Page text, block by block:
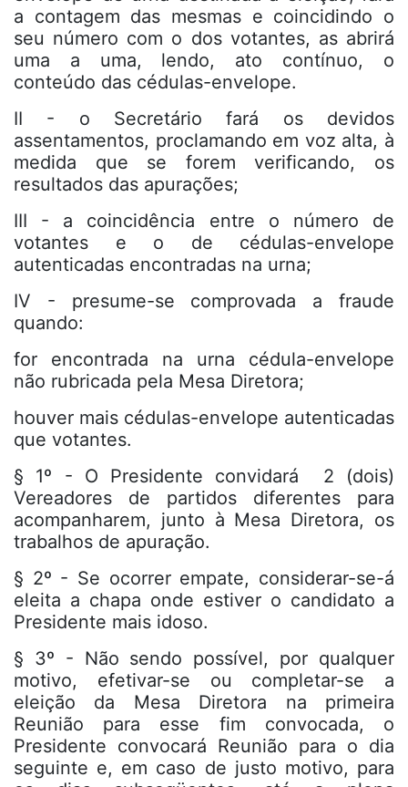
a contagem das mesmas e coincidindo o
seu número com o dos votantes, as abrirá
uma a uma, lendo, ato contínuo, o
conteúdo das cédulas-envelope.
II - o Secretário fará os devidos
assentamentos, proclamando em voz alta, à
medida que se forem verificando, os
resultados das apurações;
III - a coincidência entre o número de
votantes e o de cédulas-envelope
autenticadas encontradas na urna;
IV - presume-se comprovada a fraude
quando:
for encontrada na urna cédula-envelope
não rubricada pela Mesa Diretora;
houver mais cédulas-envelope autenticadas
que votantes.
§ 1º - O Presidente convidará 2 (dois)
Vereadores de partidos diferentes para
acompanharem, junto à Mesa Diretora, os
trabalhos de apuração.
§ 2º - Se ocorrer empate, considerar-se-á
eleita a chapa onde estiver o candidato a
Presidente mais idoso.
§ 3º - Não sendo possível, por qualquer
motivo, efetivar-se ou completar-se a
eleição da Mesa Diretora na primeira
Reunião para esse fim convocada, o
Presidente convocará Reunião para o dia
seguinte e, em caso de justo motivo, para